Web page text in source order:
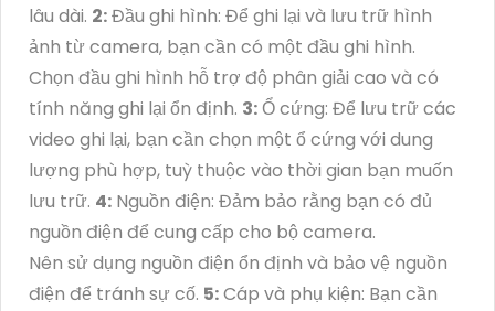
lâu dài. 2:Đầu ghi hình: Để ghi lại và lưu trữ hình
ảnh từ camera, bạn cần có một đầu ghi hình.
Chọn đầu ghi hình hỗ trợ độ phân giải cao và có
tính năng ghi lại ổn định. 3:Ổ cứng: Để lưu trữ các
video ghi lại, bạn cần chọn một ổ cứng với dung
lượng phù hợp, tuỳ thuộc vào thời gian bạn muốn
lưu trữ. 4: Nguồn điện: Đảm bảo rằng bạn có đủ
nguồn điện để cung cấp cho bộ camera.
Nên sử dụng nguồn điện ổn định và bảo vệ nguồn
điện để tránh sự cố. 5:Cáp và phụ kiện: Bạn cần